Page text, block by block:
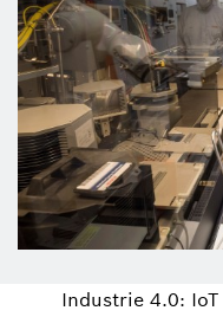
Industrie 4.0: